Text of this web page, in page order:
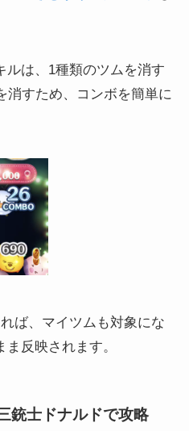
ルは、1種類のツムを消す
消すため、コンボを簡単に
ば、マイツムも対象にな
反映されます。
銃士ドナルドで攻略